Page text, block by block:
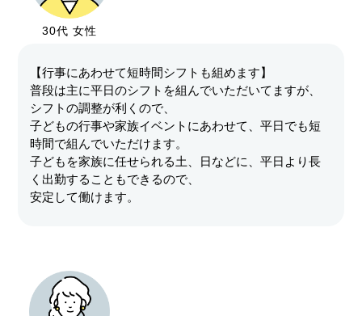
30代 女性
【行事にあわせて短時間シフトも組めます】
普段は主に平日のシフトを組んでいただいてますが、
シフトの調整が利くので、
子どもの行事や家族イベントにあわせて、平日でも短
時間で組んでいただけます。
子どもを家族に任せられる土、日などに、平日より長
く出勤することもできるので、
安定して働けます。